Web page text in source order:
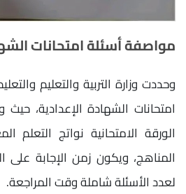
مواصفة أسئلة امتحانات
وحددت وزارة التربية والتعليم
امتحانات الشهادة الإعدادية،
الورقة الامتحانية نواتج
المناهج، ويكون زمن الإجابة على
لعدد الأسئلة شاملة وقت المراجعة.